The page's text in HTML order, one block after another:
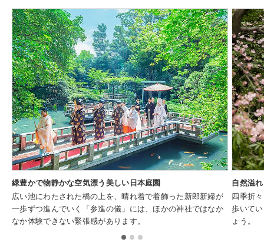
緑豊かで物静かな空気漂う美しい日本庭園
広い池にわたされた橋の上を、晴れ着で着飾った新郎新婦が
一歩ずつ進んでいく「参進の儀」には、ほかの神社ではなか
なか体験できない緊張感があります。
自然溢
四季折
歩いて
ょう。